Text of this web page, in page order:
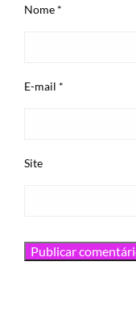
Nome *
E-mail *
Site